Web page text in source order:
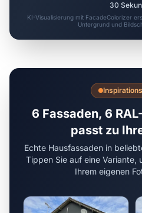
30
KI-Visualisierung mit FacadeColorizer
Untergrund und
6 Fassaden, 6
passt zu
Echte Hausfassaden in
Tippen Sie auf eine Variante,
Ihrem eigenen